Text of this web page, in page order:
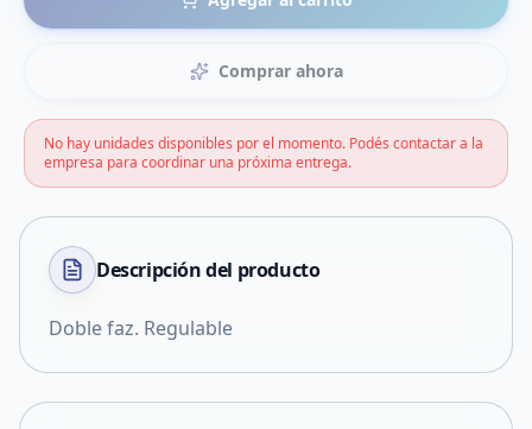
Comprar ahora
No hay unidades disponibles por el momento. Podés contactar a la
empresa para coordinar una próxima entrega.
Descripción del producto
Doble faz. Regulable